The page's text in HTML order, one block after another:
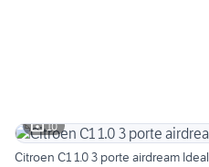
10
Citroen C1 1.0 3 porte airdream Ideal